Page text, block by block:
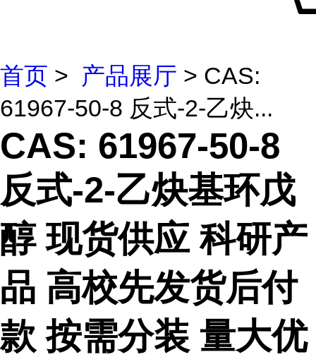
首页 > 产品展厅 > CAS:
61967-50-8 反式-2-乙炔...
CAS: 61967-50-8
反式-2-乙炔基环戊
醇 现货供应 科研产
品 高校先发货后付
款 按需分装 量大优